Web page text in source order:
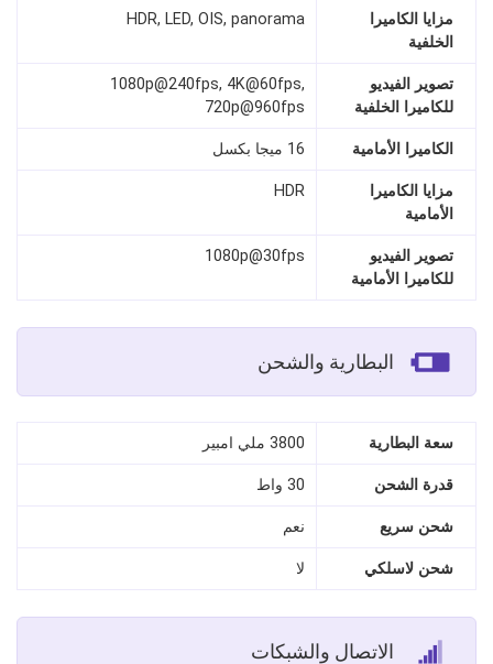
مزايا الكاميرا
الخلفية
HDR, LED, OIS, panorama
تصوير الفيديو
للكاميرا الخلفية
1080p@240fps, 4K@60fps,
720p@960fps
الكاميرا الأمامية 16 ميجا بكسل
مزايا الكاميرا
الأمامية
HDR
تصوير الفيديو
للكاميرا الأمامية
1080p@30fps
البطارية والشحن
سعة البطارية 3800 ملي امبير
قدرة الشحن 30 واط
شحن سريع نعم
شحن لاسلكي لا
الاتصال والشبكات